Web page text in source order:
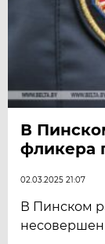
В
фликера
02.03.2025 21:07
В Пинском